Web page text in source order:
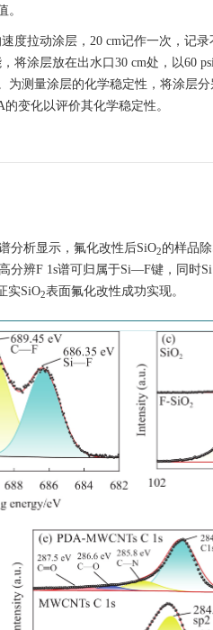
。
度拉动涂层，20 cm记作一次，记
涂层放在出水口30 cm处，以60
测量涂层的化学稳定性，将涂层分
变化以评价其化学稳定性。
分析显示，氟化改性后SiO2的样品
分辨F 1s谱可归属于Si—F键，同时
实SiO2表面氟化改性成功实现。